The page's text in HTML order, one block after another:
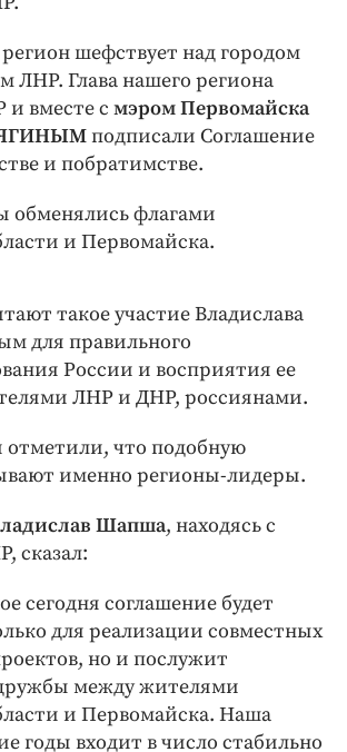
года
шефствует над городом
ЛНР. Глава нашего региона
вместе с мэром Первомайска
подписали Соглашение
и побратимстве.
обменялись флагами
и Первомайска.
такое участие Владислава
для правильного
России и восприятия ее
ЛНР и ДНР, россиянами.
что подобную
именно регионы-лидеры.
Шапша, находясь с
сказал:
сегодня соглашение будет
для реализации совместных
но и послужит
между жителями
и Первомайска. Наша
годы входит в число стабильно